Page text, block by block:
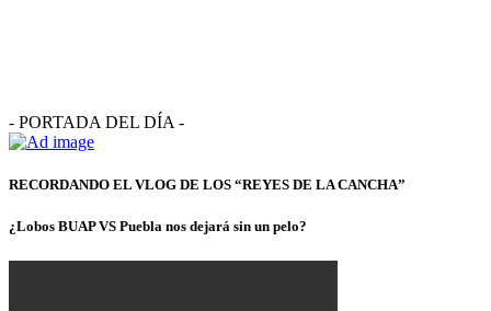
- PORTADA DEL DÍA -
RECORDANDO EL VLOG DE LOS “REYES DE LA CANCHA”
¿Lobos BUAP VS Puebla nos dejará sin un pelo?